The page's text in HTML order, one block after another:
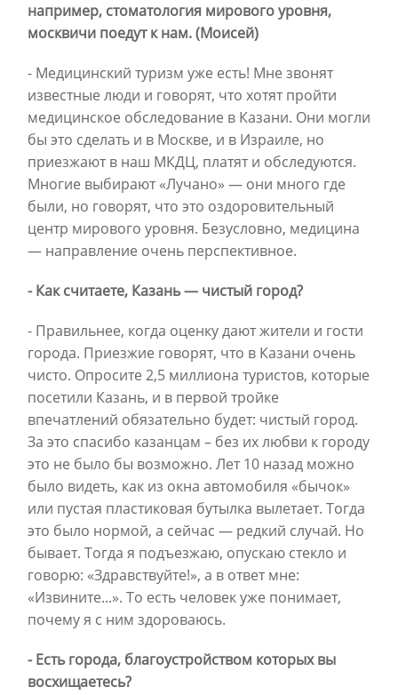
например, стоматология мирового уровня,
москвичи поедут к нам. (Моисей)
- Медицинский туризм уже есть! Мне звонят
известные люди и говорят, что хотят пройти
медицинское обследование в Казани. Они могли
бы это сделать и в Москве, и в Израиле, но
приезжают в наш МКДЦ, платят и обследуются.
Многие выбирают «Лучано» — они много где
были, но говорят, что это оздоровительный
центр мирового уровня. Безусловно, медицина
— направление очень перспективное.
- Как считаете, Казань — чистый город?
- Правильнее, когда оценку дают жители и гости
города. Приезжие говорят, что в Казани очень
чисто. Опросите 2,5 миллиона туристов, которые
посетили Казань, и в первой тройке
впечатлений обязательно будет: чистый город.
За это спасибо казанцам – без их любви к городу
это не было бы возможно. Лет 10 назад можно
было видеть, как из окна автомобиля «бычок»
или пустая пластиковая бутылка вылетает. Тогда
это было нормой, а сейчас — редкий случай. Но
бывает. Тогда я подъезжаю, опускаю стекло и
говорю: «Здравствуйте!», а в ответ мне:
«Извините...». То есть человек уже понимает,
почему я с ним здороваюсь.
- Есть города, благоустройством которых вы
восхищаетесь?